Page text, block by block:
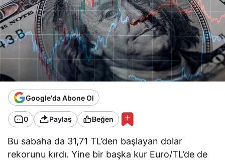
Google'da Abone Ol
0 Paylaş Beğen
Bu sabaha da 31,71 TL’den başlayan dolar
rekorunu kırdı. Yine bir başka kur Euro/TL’de de